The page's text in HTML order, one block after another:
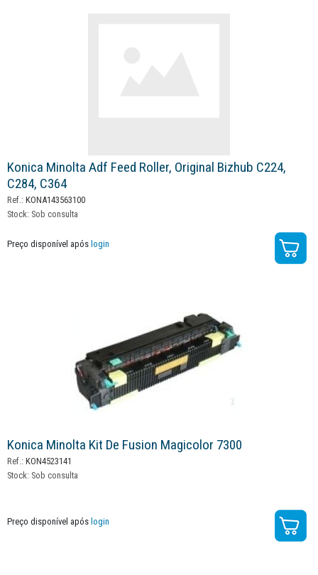
Konica Minolta Adf Feed Roller, Original Bizhub C224,
C284, C364
Ref.: KONA143563100
Stock: Sob consulta
Preço disponível após login
Konica Minolta Kit De Fusion Magicolor 7300
Ref.: KON4523141
Stock: Sob consulta
Preço disponível após login